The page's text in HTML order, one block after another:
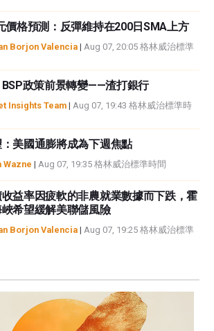
價格預測：反彈維持在200日SMA上方
Borjon Valencia| Aug 07, 20:05 格林威治標準
政策前景轉變——渣打銀行
Insights Team | Aug 07, 19:43 格林威治標準時
美國通膨將成為下週焦點
Wazne | Aug 07, 19:35 格林威治標準時間
益率因疲軟的非農就業數據而下跌，霍
希望緩解美聯儲風險
Borjon Valencia| Aug 07, 19:25 格林威治標準